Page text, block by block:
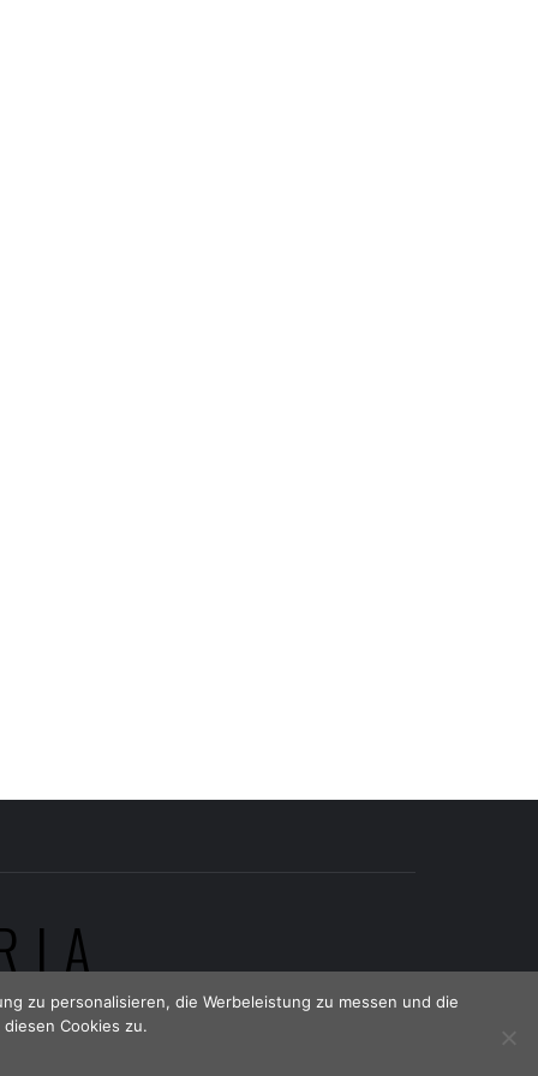
zu personalisieren, die Werbeleistung zu messen und die
Cookies zu.